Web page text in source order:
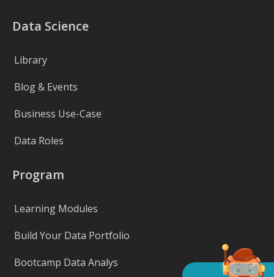
Data Science
Library
Blog & Events
Business Use-Case
Data Roles
Program
Learning Modules
Build Your Data Portfolio
Bootcamp Data Analys